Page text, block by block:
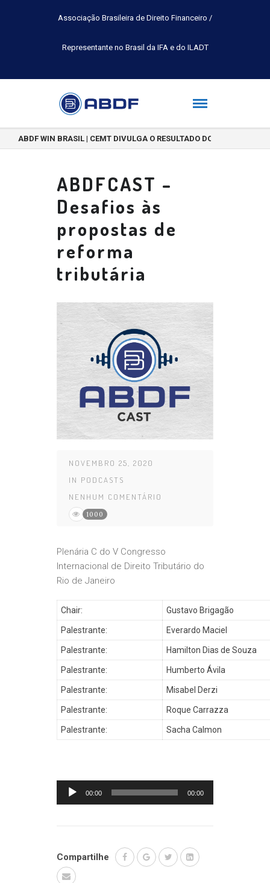
Associação Brasileira de Direito Financeiro /
Representante no Brasil da IFA e do ILADT
ABDF WIN BRASIL | CEMT DIVULGA O RESULTADO DO CONCURSO
ABDFCAST –
Desafios às
propostas de
reforma
tributária
NOVEMBRO 25, 2020
IN PODCASTS
NENHUM COMENTÁRIO
1000
Plenária C do V Congresso
Internacional de Direito Tributário do
Rio de Janeiro
Chair: Gustavo Brigagão
Palestrante: Everardo Maciel
Palestrante: Hamilton Dias de Souza
Palestrante: Humberto Ávila
Palestrante: Misabel Derzi
Palestrante: Roque Carrazza
Palestrante: Sacha Calmon
Tocador
00:00 00:00
Compartilhe